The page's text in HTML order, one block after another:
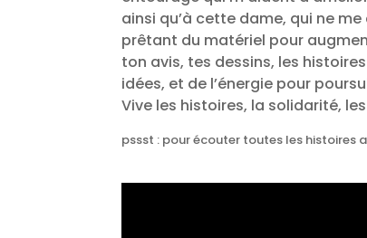
ainsi qu’à cette dame, qui ne
prêtant du matériel pour
ton avis, tes dessins, les
idées, et de l’énergie pour
Vive les histoires, la solidarité,
pssst : pour écouter toutes les histoires